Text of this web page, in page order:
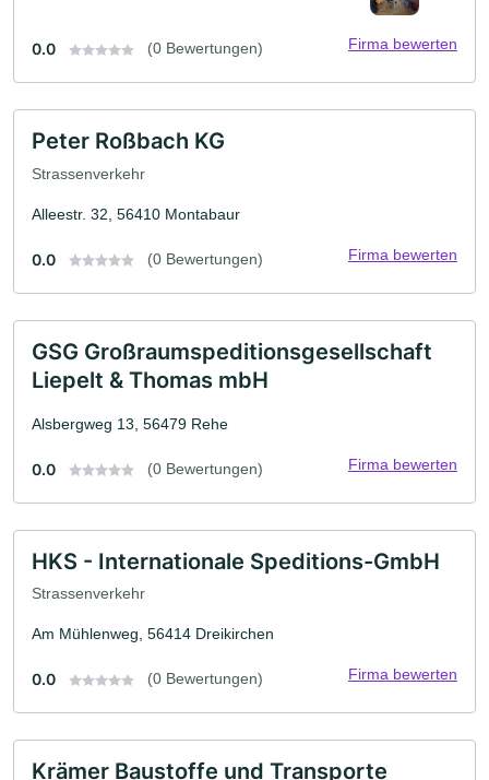
0.0 (0 Bewertungen) Firma bewerten
Peter Roßbach KG
Strassenverkehr
Alleestr. 32, 56410 Montabaur
0.0 (0 Bewertungen) Firma bewerten
GSG Großraumspeditionsgesellschaft
Liepelt & Thomas mbH
Alsbergweg 13, 56479 Rehe
0.0 (0 Bewertungen) Firma bewerten
HKS - Internationale Speditions-GmbH
Strassenverkehr
Am Mühlenweg, 56414 Dreikirchen
0.0 (0 Bewertungen) Firma bewerten
Krämer Baustoffe und Transporte